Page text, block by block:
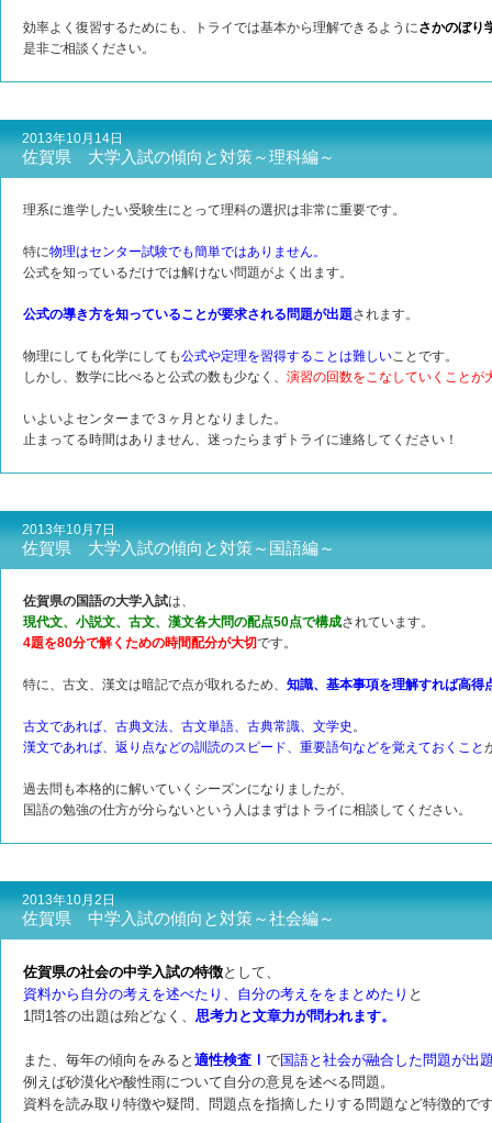
効率よく復習するためにも、トライでは基本から理解できるようにさかのぼり
是非ご相談ください。
2013年10月14日
佐賀県 大学入試の傾向と対策～理科編～
理系に進学したい受験生にとって理科の選択は非常に重要です。
特に物理はセンター試験でも簡単ではありません。
公式を知っているだけでは解けない問題がよく出ます。
公式の導き方を知っていることが要求される問題が出題されます。
物理にしても化学にしても公式や定理を習得することは難しいことです。
しかし、数学に比べると公式の数も少なく、 演習の回数をこなしていくことが
いよいよセンターまで３ヶ月となりました。
止まってる時間はありません、迷ったらまずトライに連絡してください！
2013年10月7日
佐賀県 大学入試の傾向と対策～国語編～
佐賀県の国語の大学入試は、
現代文、小説文、古文、漢文各大問の配点50点で構成されています。
4題を80分で解くための時間配分が大切です。
特に、古文、漢文は暗記で点が取れるため、 知識、基本事項を理解すれば高得
古文であれば、古典文法、古文単語、古典常識、文学史 。
漢文であれば、返り点などの訓読のスピード、重要語句などを覚えておくこと
過去問も本格的に解いていくシーズンになりましたが、
国語の勉強の仕方が分らないという人はまずはトライに相談してください。
2013年10月2日
佐賀県 中学入試の傾向と対策～社会編～
佐賀県の社会の中学入試の特徴として、
資料から自分の考えを述べたり、自分の考えををまとめたり と
1問1答の出題は殆どなく、 思考力と文章力が問われます。
また、毎年の傾向をみると 適性検査Ⅰ で国語と社会が融合した問題が出
例えば砂漠化や酸性雨について自分の意見を述べる問題。
資料を読み取り特徴や疑問、問題点を指摘したりする問題など特徴的で